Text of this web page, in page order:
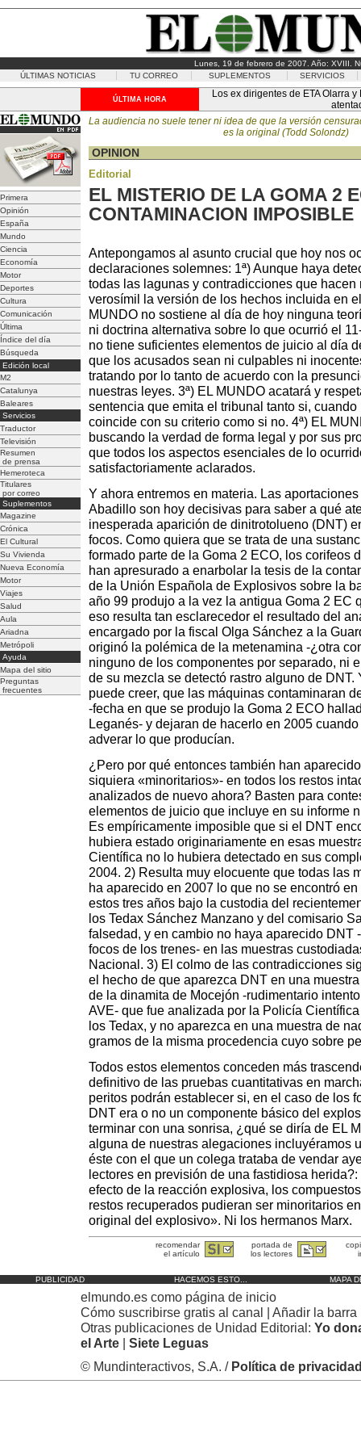
Lunes, 19 de febrero de 2007. Año: XVIII.
ÚLTIMAS NOTICIAS
TU CORREO SUPLEMENTOS SERVICIOS
ÚLTIMA HORA
Los ex dirigentes de ETA Olarra
Primera
Opinión
España
Mundo
Ciencia
Economía
Motor
Deportes
Cultura
Comunicación
Última
Índice del día
Búsqueda
Edición local
M2
Catalunya
Baleares
Servicios
Traductor
Televisión
Resumen
de prensa
Hemeroteca
Titulares
por correo
Suplementos
Magazine
Crónica
El Cultural
Su Vivienda
Nueva Economía
Motor
Viajes
Salud
Aula
Ariadna
Metrópoli
Ayuda
Mapa del sitio
Preguntas
frecuentes
La audiencia no suele tener ni idea de que la versión
es la original (Todd Solondz)
OPINION
Editorial
EL MISTERIO DE LA GOMA 2
CONTAMINACION IMPOSIBLE
Antepongamos al asunto crucial que hoy nos
declaraciones solemnes: 1ª) Aunque haya
todas las lagunas y contradicciones que hacen
verosímil la versión de los hechos incluida en
MUNDO no sostiene al día de hoy ninguna
ni doctrina alternativa sobre lo que ocurrió el
no tiene suficientes elementos de juicio al día
que los acusados sean ni culpables ni
tratando por lo tanto de acuerdo con la
nuestras leyes. 3ª) EL MUNDO acatará y
sentencia que emita el tribunal tanto si,
coincide con su criterio como si no. 4ª) EL
buscando la verdad de forma legal y por sus
que todos los aspectos esenciales de lo
satisfactoriamente aclarados.
Y ahora entremos en materia. Las
Abadillo son hoy decisivas para saber a qué
inesperada aparición de dinitrotolueno (DNT)
focos. Como quiera que se trata de una
formado parte de la Goma 2 ECO, los corifeos
han apresurado a enarbolar la tesis de la
de la Unión Española de Explosivos sobre la
año 99 produjo a la vez la antigua Goma 2 EC
eso resulta tan esclarecedor el resultado del
encargado por la fiscal Olga Sánchez a la
originó la polémica de la metenamina -¿otra
ninguno de los componentes por separado, ni
de su mezcla se detectó rastro alguno de DNT.
puede creer, que las máquinas contaminaran
-fecha en que se produjo la Goma 2 ECO
Leganés- y dejaran de hacerlo en 2005
adverar lo que producían.
¿Pero por qué entonces también han
siquiera «minoritarios»- en todos los restos
analizados de nuevo ahora? Basten para
elementos de juicio que incluye en su informe
Es empíricamente imposible que si el DNT
hubiera estado originariamente en esas
Científica no lo hubiera detectado en sus
2004. 2) Resulta muy elocuente que todas las
ha aparecido en 2007 lo que no se encontró
estos tres años bajo la custodia del
los Tedax Sánchez Manzano y del comisario
falsedad, y en cambio no haya aparecido DNT
focos de los trenes- en las muestras
Nacional. 3) El colmo de las contradicciones
el hecho de que aparezca DNT en una
de la dinamita de Mocejón -rudimentario
AVE- que fue analizada por la Policía
los Tedax, y no aparezca en una muestra de
gramos de la misma procedencia cuyo sobre
Todos estos elementos conceden más
definitivo de las pruebas cuantitativas en
peritos podrán establecer si, en el caso de los
DNT era o no un componente básico del
terminar con una sonrisa, ¿qué se diría de EL
alguna de nuestras alegaciones incluyéramos
éste con el que un colega trataba de vendar
lectores en previsión de una fastidiosa
efecto de la reacción explosiva, los
restos recuperados pudieran ser minoritarios
original del explosivo». Ni los hermanos Marx.
recomendar
el artículo
portada de
los lectores
PUBLICIDAD HACEMOS ESTO... MAPA
elmundo.es como página de inicio
Cómo suscribirse gratis al canal | Añadir la barra
Otras publicaciones de Unidad Editorial: Yo
el Arte | Siete Leguas
© Mundinteractivos, S.A. / Política de